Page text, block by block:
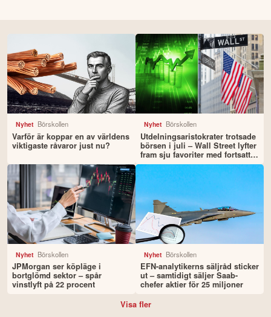
Nyhet Börskollen
Varför är koppar en av världens
viktigaste råvaror just nu?
Nyhet Börskollen
Utdelningsaristokrater trotsade
börsen i juli – Wall Street lyfter
fram sju favoriter med fortsatt
uppsida
Nyhet Börskollen
JPMorgan ser köpläge i
bortglömd sektor – spår
vinstlyft på 22 procent
Nyhet Börskollen
EFN-analytikerns säljråd sticker
ut – samtidigt säljer Saab-
chefer aktier för 25 miljoner
Visa fler